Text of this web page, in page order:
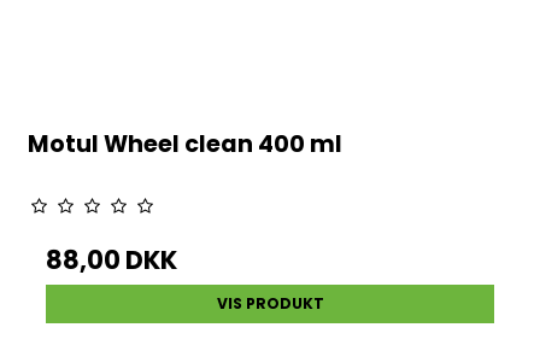
Motul Wheel clean 400 ml
88,00 DKK
VIS PRODUKT